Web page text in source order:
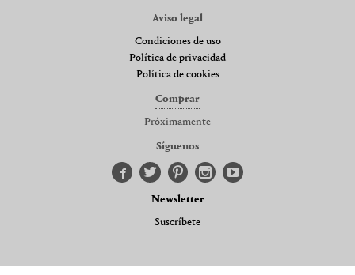
Aviso legal
Condiciones de uso
Política de privacidad
Política de cookies
Comprar
Próximamente
Síguenos
Newsletter
Suscríbete